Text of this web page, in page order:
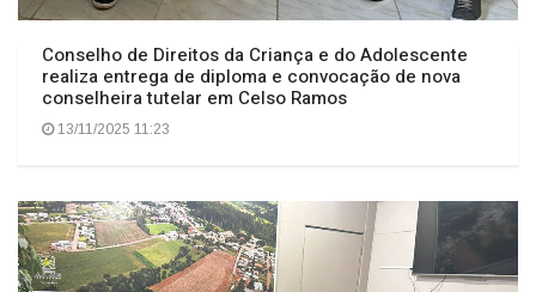
Conselho de Direitos da Criança e do Adolescente
realiza entrega de diploma e convocação de nova
conselheira tutelar em Celso Ramos
13/11/2025 11:23